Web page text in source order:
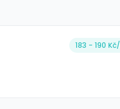
183 - 190 Kč/